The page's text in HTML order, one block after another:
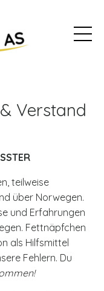
Verstand
teilweise
über Norwegen.
und Erfahrungen
Fettnäpfchen
als Hilfsmittel
Fehlern. Du